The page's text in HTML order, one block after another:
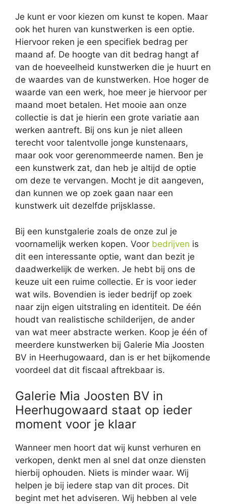
Je kunt er voor kiezen om kunst te kopen. Maar
ook het huren van kunstwerken is een optie.
Hiervoor reken je een specifiek bedrag per
maand af. De hoogte van dit bedrag hangt af
van de hoeveelheid kunstwerken die je huurt en
de waardes van de kunstwerken. Hoe hoger de
waarde van een werk, hoe meer je hiervoor per
maand moet betalen. Het mooie aan onze
collectie is dat je hierin een grote variatie aan
werken aantreft. Bij ons kun je niet alleen
terecht voor talentvolle jonge kunstenaars,
maar ook voor gerenommeerde namen. Ben je
een kunstwerk zat, dan heb je altijd de optie
om deze te vervangen. Mocht je dit aangeven,
dan kunnen we op zoek gaan naar een
kunstwerk uit dezelfde prijsklasse.
Bij een kunstgalerie zoals de onze zul je
voornamelijk werken kopen. Voor bedrijven is
dit een interessante optie, want dan bezit je
daadwerkelijk de werken. Je hebt bij ons de
keuze uit een ruime collectie. Er is voor ieder
wat wils. Bovendien is ieder bedrijf op zoek
naar zijn eigen uitstraling en identiteit. De één
houdt van realistische schilderijen, de ander
van wat meer abstracte werken. Koop je één of
meerdere kunstwerken bij Galerie Mia Joosten
BV in Heerhugowaard, dan is er het bijkomende
voordeel dat dit fiscaal aftrekbaar is.
Galerie Mia Joosten BV in
Heerhugowaard staat op ieder
moment voor je klaar
Wanneer men hoort dat wij kunst verhuren en
verkopen, denkt men al snel dat onze diensten
hierbij ophouden. Niets is minder waar. Wij
helpen je bij iedere stap van dit proces. Dit
begint met het adviseren. Wij hebben al vele